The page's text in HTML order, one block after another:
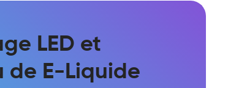
LED et
de E-Liquide